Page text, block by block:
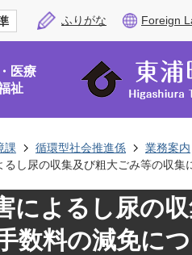
ふりがな Foreign
医療
祉
課 循環型社会推進係
業務案内
るし尿の収集及び粗大ごみ等の収集
によるし尿の
数料の減免に